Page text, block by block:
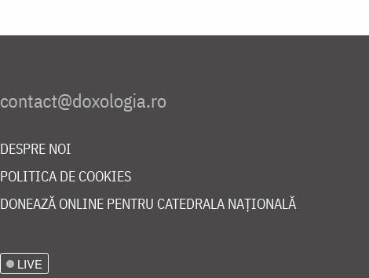
DESPRE NOI
POLITICA DE COOKIES
DONEAZĂ ONLINE PENTRU CATEDRALA NAȚIONALĂ
LIVE